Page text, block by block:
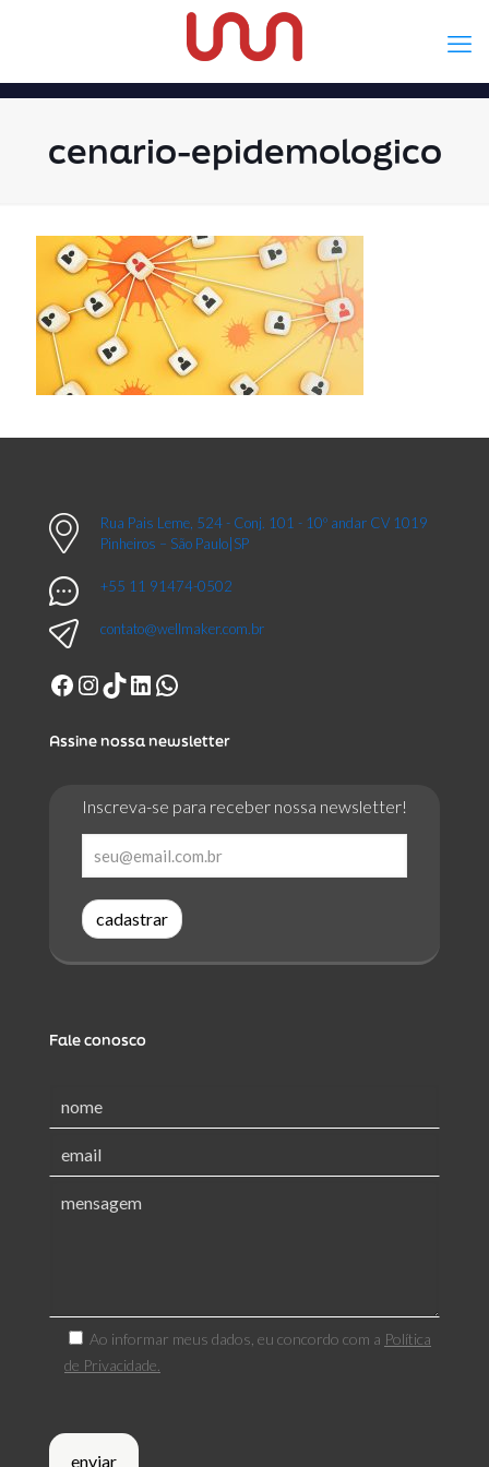
cenario-epidemologico
Rua Pais Leme, 524 - Conj. 101 - 10º andar CV 1019
Pinheiros – São Paulo|SP
+55 11 91474-0502
contato@wellmaker.com.br
Facebook
Instagram
TikTok
LinkedIn
WhatsApp
Assine nossa newsletter
Inscreva-se para receber nossa newsletter!
cadastrar
Fale conosco
Ao informar meus dados, eu concordo com a Política
de Privacidade.